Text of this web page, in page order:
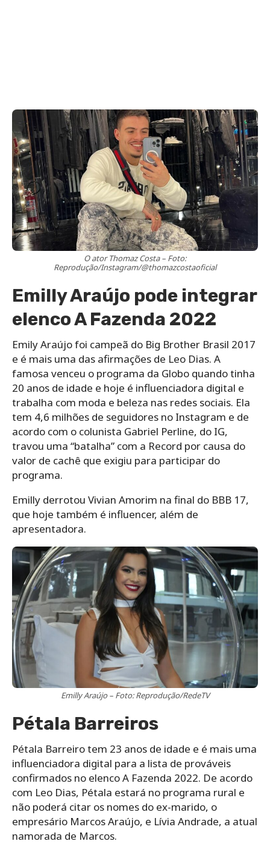
O ator Thomaz Costa – Foto:
Reprodução/Instagram/@thomazcostaoficial
Emilly Araújo pode integrar
elenco A Fazenda 2022
Emily Araújo foi campeã do Big Brother Brasil 2017
e é mais uma das afirmações de Leo Dias. A
famosa venceu o programa da Globo quando tinha
20 anos de idade e hoje é influenciadora digital e
trabalha com moda e beleza nas redes sociais. Ela
tem 4,6 milhões de seguidores no Instagram e de
acordo com o colunista Gabriel Perline, do IG,
travou uma “batalha” com a Record por causa do
valor de cachê que exigiu para participar do
programa.
Emilly derrotou Vivian Amorim na final do BBB 17,
que hoje também é influencer, além de
apresentadora.
Emilly Araújo – Foto: Reprodução/RedeTV
Pétala Barreiros
Pétala Barreiro tem 23 anos de idade e é mais uma
influenciadora digital para a lista de prováveis
confirmados no elenco A Fazenda 2022. De acordo
com Leo Dias, Pétala estará no programa rural e
não poderá citar os nomes do ex-marido, o
empresário Marcos Araújo, e Lívia Andrade, a atual
namorada de Marcos.